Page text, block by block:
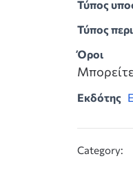
Τύπος
Τύπος
Όροι
Εκδότης
Category: